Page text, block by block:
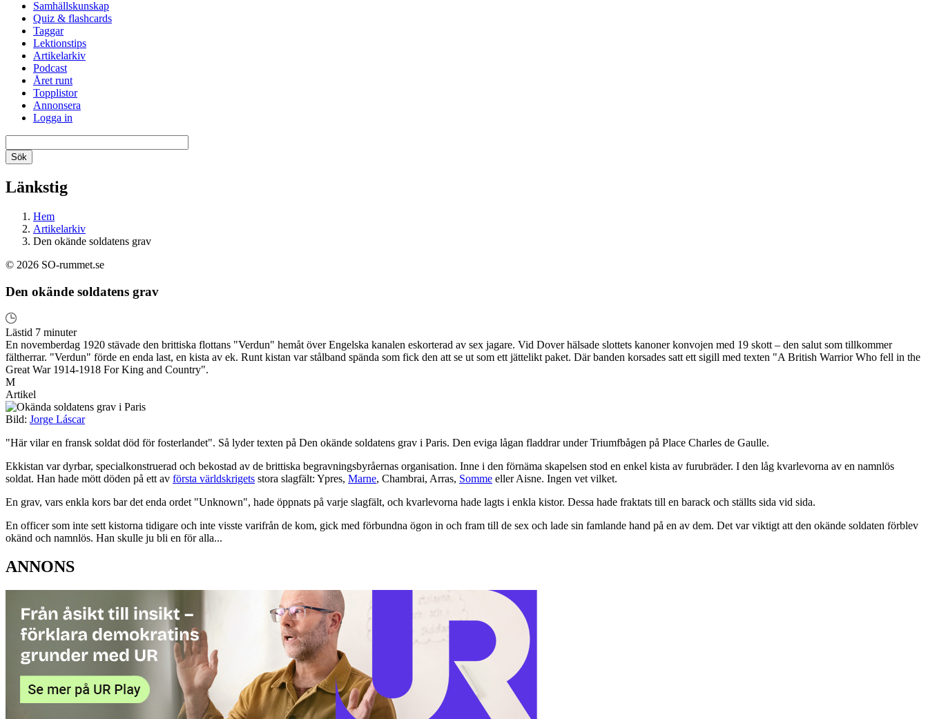
Samhällskunskap
Quiz & flashcards
Taggar
Lektionstips
Artikelarkiv
Podcast
Året runt
Topplistor
Annonsera
Logga in
Länkstig
Hem
Artikelarkiv
Den okände soldatens grav
© 2026 SO-rummet.se
Den okände soldatens grav
Lästid 7 minuter
En novemberdag 1920 stävade den brittiska flottans "Verdun" hemåt över Engelska kanalen eskorterad av sex jagare. Vid Dover hälsade slottets kanoner konvojen med 19 skott – den salut som tillkommer
fältherrar. "Verdun" förde en enda last, en kista av ek. Runt kistan var stålband spända som fick den att se ut som ett jättelikt paket. Där banden korsades satt ett sigill med texten "A British Warrior Who fell in the
Great War 1914-1918 For King and Country".
M
Artikel
Bild: Jorge Láscar
"Här vilar en fransk soldat död för fosterlandet". Så lyder texten på Den okände soldatens grav i Paris. Den eviga lågan fladdrar under Triumfbågen på Place Charles de Gaulle.
Ekkistan var dyrbar, specialkonstruerad och bekostad av de brittiska begravningsbyråernas organisation. Inne i den förnäma skapelsen stod en enkel kista av furubräder. I den låg kvarlevorna av en namnlös
soldat. Han hade mött döden på ett av första världskrigets stora slagfält: Ypres, Marne, Chambrai, Arras, Somme eller Aisne. Ingen vet vilket.
En grav, vars enkla kors bar det enda ordet "Unknown", hade öppnats på varje slagfält, och kvarlevorna hade lagts i enkla kistor. Dessa hade fraktats till en barack och ställts sida vid sida.
En officer som inte sett kistorna tidigare och inte visste varifrån de kom, gick med förbundna ögon in och fram till de sex och lade sin famlande hand på en av dem. Det var viktigt att den okände soldaten förblev
okänd och namnlös. Han skulle ju bli en för alla...
ANNONS